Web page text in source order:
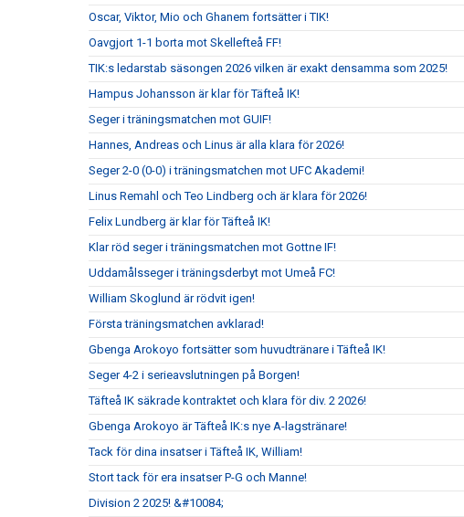
Oscar, Viktor, Mio och Ghanem fortsätter i TIK!
Oavgjort 1-1 borta mot Skellefteå FF!
TIK:s ledarstab säsongen 2026 vilken är exakt densamma som 2025!
Hampus Johansson är klar för Täfteå IK!
Seger i träningsmatchen mot GUIF!
Hannes, Andreas och Linus är alla klara för 2026!
Seger 2-0 (0-0) i träningsmatchen mot UFC Akademi!
Linus Remahl och Teo Lindberg och är klara för 2026!
Felix Lundberg är klar för Täfteå IK!
Klar röd seger i träningsmatchen mot Gottne IF!
Uddamålsseger i träningsderbyt mot Umeå FC!
William Skoglund är rödvit igen!
Första träningsmatchen avklarad!
Gbenga Arokoyo fortsätter som huvudtränare i Täfteå IK!
Seger 4-2 i serieavslutningen på Borgen!
Täfteå IK säkrade kontraktet och klara för div. 2 2026!
Gbenga Arokoyo är Täfteå IK:s nye A-lagstränare!
Tack för dina insatser i Täfteå IK, William!
Stort tack för era insatser P-G och Manne!
Division 2 2025! &#10084;